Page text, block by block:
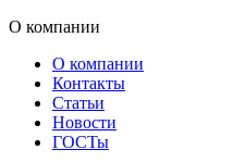
О компании
О компании
Контакты
Статьи
Новости
ГОСТы